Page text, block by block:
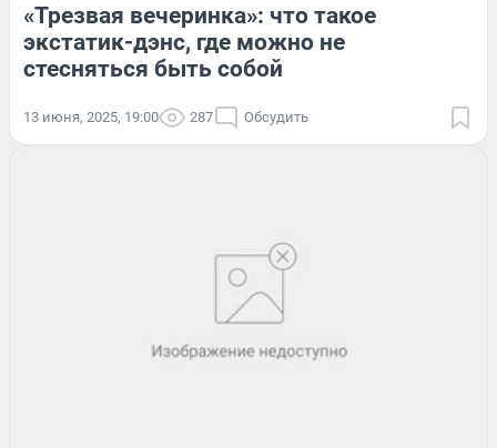
«Трезвая вечеринка»: что такое
экстатик-дэнс, где можно не
стесняться быть собой
13 июня, 2025, 19:00 287 Обсудить